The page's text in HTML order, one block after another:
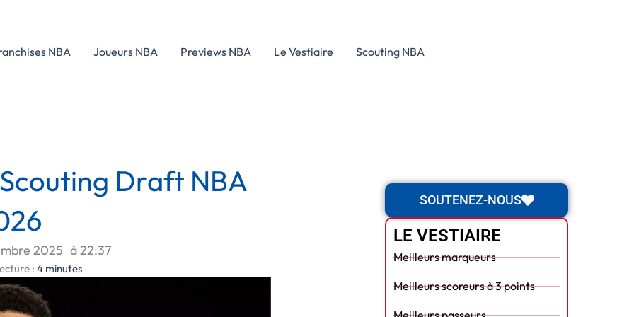
NBA Joueurs NBA Previews NBA Le Vestiaire Scouting NBA
Draft NBA
2025 à22:37
: 4 minutes
SOUTENEZ-NOUS
LE VESTIAIRE
Meilleurs marqueurs
Meilleurs scoreurs à 3 points